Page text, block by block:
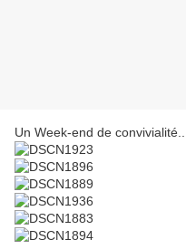
Un Week-end de convivialité....